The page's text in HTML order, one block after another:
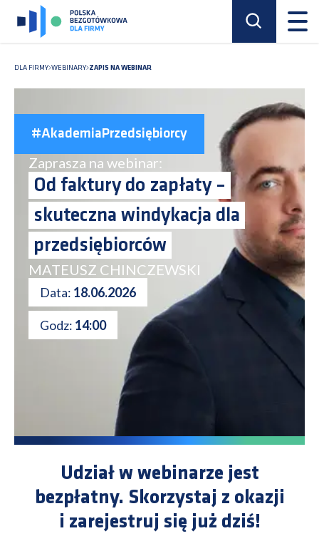
DLA FIRMY WEBINARY ZAPIS NA WEBINAR
#AkademiaPrzedsiębiorcy
Zaprasza na webinar:
Od faktury do zapłaty –
skuteczna windykacja dla
przedsiębiorców
MATEUSZ CHINCZEWSKI
Data: 18.06.2026
Godz: 14:00
Udział w webinarze jest
bezpłatny. Skorzystaj z okazji
i zarejestruj się już dziś!